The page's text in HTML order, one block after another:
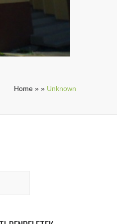
Home » » Unknown